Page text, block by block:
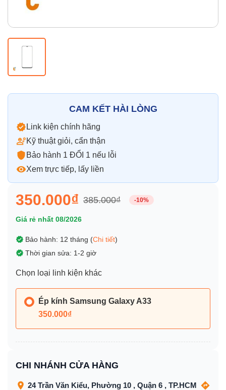
CAM KẾT HÀI LÒNG
Link kiện chính hãng
Kỹ thuật giỏi, cẩn thận
Bảo hành 1 ĐỔI 1 nếu lỗi
Xem trực tiếp, lấy liền
350.000₫ 385.000₫ -10%
Giá rẻ nhất 08/2026
Bảo hành: 12 tháng (Chi tiết)
Thời gian sửa: 1-2 giờ
Chọn loại linh kiện khác
Ép kính Samsung Galaxy A33
350.000₫
CHI NHÁNH CỬA HÀNG
24 Trần Văn Kiểu, Phường 10 , Quận 6 , TP.HCM